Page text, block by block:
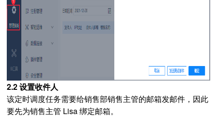
2.2 设置收件人
该定时调度任务需要给销售部销售主管的邮箱发邮件，因此
要先为销售主管 Lisa 绑定邮箱。